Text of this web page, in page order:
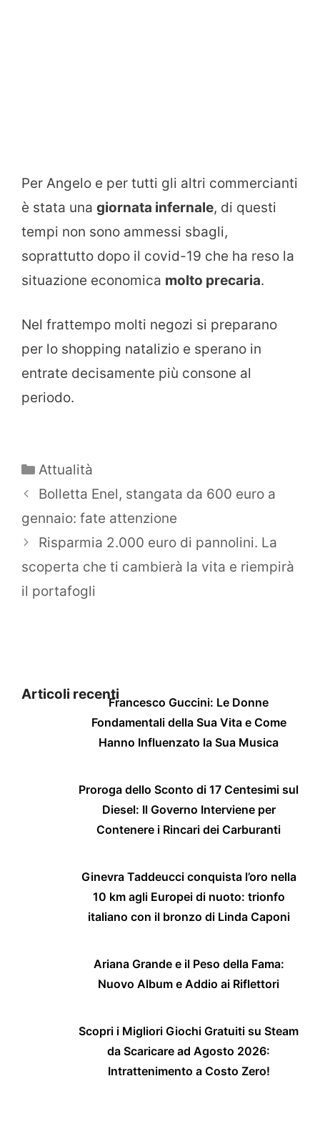
Per Angelo e per tutti gli altri commercianti
è stata una giornata infernale, di questi
tempi non sono ammessi sbagli,
soprattutto dopo il covid-19 che ha reso la
situazione economica molto precaria.
Nel frattempo molti negozi si preparano
per lo shopping natalizio e sperano in
entrate decisamente più consone al
periodo.
Categorie
Attualità
Bolletta Enel, stangata da 600 euro a
gennaio: fate attenzione
Risparmia 2.000 euro di pannolini. La
scoperta che ti cambierà la vita e riempirà
il portafogli
Articoli recentiFrancesco Guccini: Le Donne
Fondamentali della Sua Vita e Come
Hanno Influenzato la Sua Musica
Proroga dello Sconto di 17 Centesimi sul
Diesel: Il Governo Interviene per
Contenere i Rincari dei Carburanti
Ginevra Taddeucci conquista l’oro nella
10 km agli Europei di nuoto: trionfo
italiano con il bronzo di Linda Caponi
Ariana Grande e il Peso della Fama:
Nuovo Album e Addio ai Riflettori
Scopri i Migliori Giochi Gratuiti su Steam
da Scaricare ad Agosto 2026:
Intrattenimento a Costo Zero!